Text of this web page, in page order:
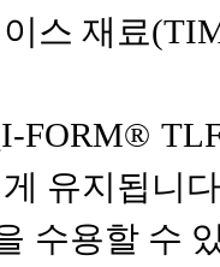
스 재료
FORM®
유지됩니
수용할 수